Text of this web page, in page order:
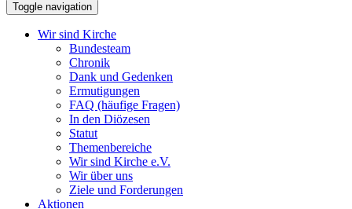
Toggle navigation
Wir sind Kirche
Bundesteam
Chronik
Dank und Gedenken
Ermutigungen
FAQ (häufige Fragen)
In den Diözesen
Statut
Themenbereiche
Wir sind Kirche e.V.
Wir über uns
Ziele und Forderungen
Aktionen